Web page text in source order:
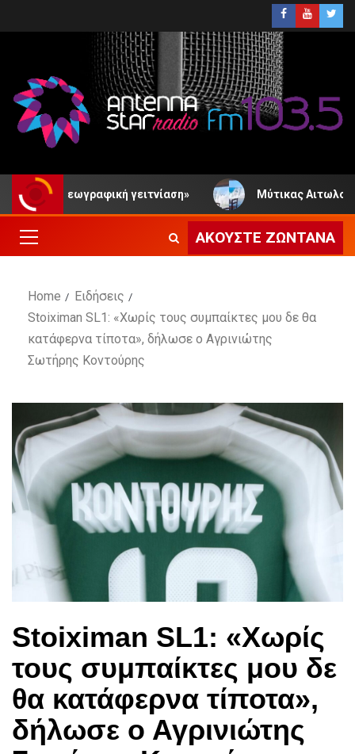
γεωγραφική γειτνίαση» Μύτικας
ΑΚΟΎΣΤΕ ΖΩΝΤΑΝΆ
Home
Ειδήσεις
Stoiximan SL1: «Χωρίς τους συμπαίκτες μου δε θα
κατάφερνα τίποτα», δήλωσε ο Αγρινιώτης
Σωτήρης Κοντούρης
Stoiximan SL1: «Χωρίς
τους συμπαίκτες μου δε
θα κατάφερνα τίποτα»,
δήλωσε ο Αγρινιώτης